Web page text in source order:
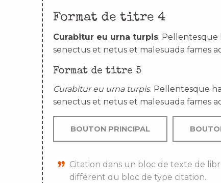
Format de titre 4
Curabitur eu urna turpis.
senectus et netus et malesuada fames
Format de titre 5
Curabitur eu urna turpis. Pellentesque
senectus et netus et malesuada fames
BOUTON PRINCIPAL
Citation dans un bloc de texte de
différent du bloc de type citation.